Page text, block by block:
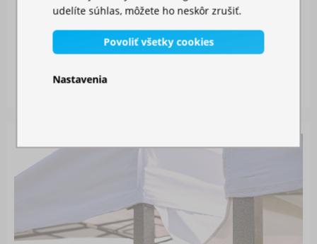
MOSKYTIÉRA NA STAN
udelíte súhlas, môžete ho neskôr zrušiť.
Povoliť všetky cookies
Nastavenia